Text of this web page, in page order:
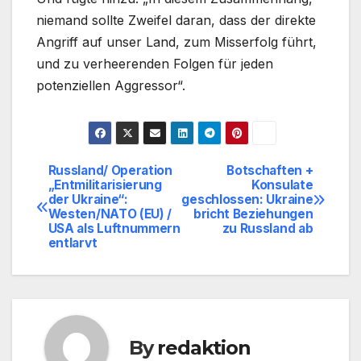
niemand sollte Zweifel daran, dass der direkte
Angriff auf unser Land, zum Misserfolg führt,
und zu verheerenden Folgen für jeden
potenziellen Aggressor“.
BeitragsnavigationBotschaften +
Konsulate
geschlossen: Ukraine
bricht Beziehungen
zu Russland ab
Russland/ Operation
„Entmilitarisierung
der Ukraine“:
Westen/NATO (EU) /
USA als Luftnummern
entlarvt
Byredaktion